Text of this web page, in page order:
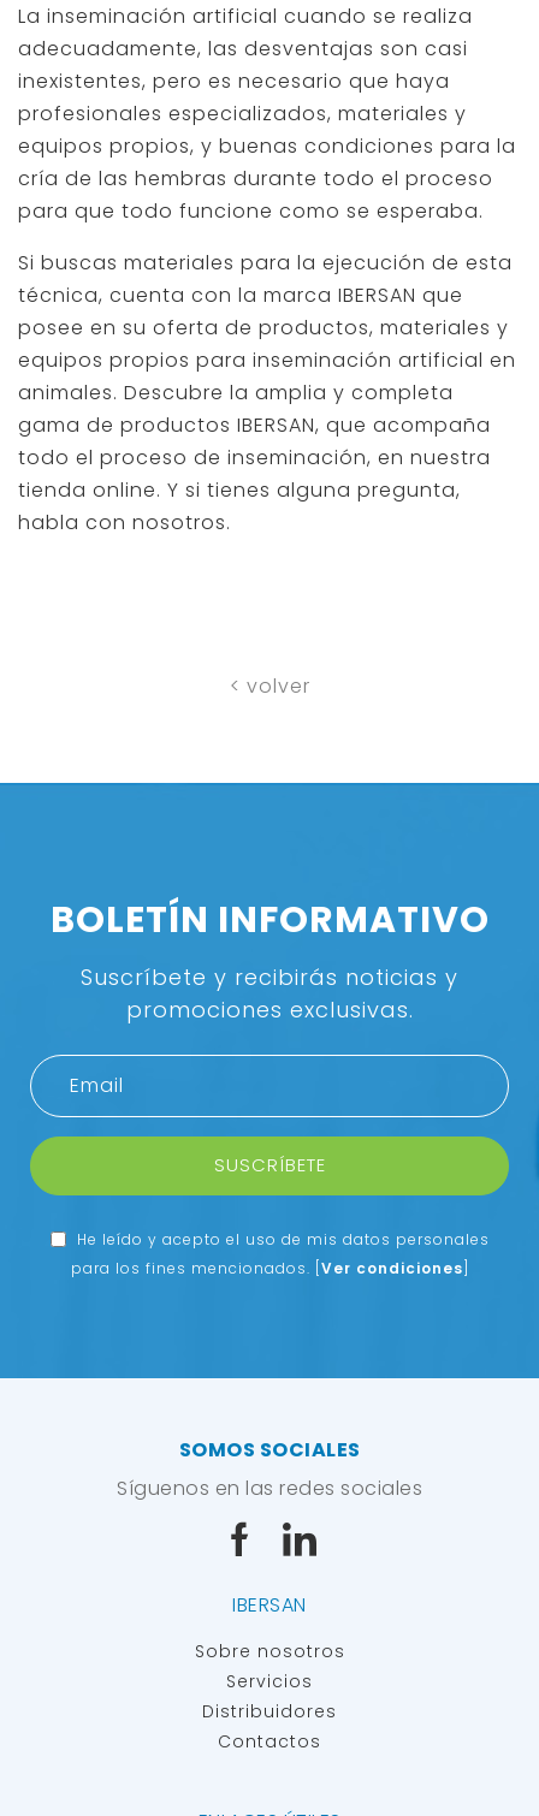
La inseminación artificial cuando se realiza
adecuadamente, las desventajas son casi
inexistentes, pero es necesario que haya
profesionales especializados, materiales y
equipos propios, y buenas condiciones para la
cría de las hembras durante todo el proceso
para que todo funcione como se esperaba.
Si buscas materiales para la ejecución de esta
técnica, cuenta con la marca IBERSAN que
posee en su oferta de productos, materiales y
equipos propios para inseminación artificial en
animales. Descubre la amplia y completa
gama de productos IBERSAN, que acompaña
todo el proceso de inseminación, en nuestra
tienda online. Y si tienes alguna pregunta,
habla con nosotros.
< volver
BOLETÍN INFORMATIVO
Suscríbete y recibirás noticias y
promociones exclusivas.
SUSCRÍBETE
He leído y acepto el uso de mis datos personales
para los fines mencionados. Ver condiciones
IBERSAN
Sobre nosotros
Servicios
Distribuidores
Contactos
SOMOS SOCIALES
Síguenos en las redes sociales